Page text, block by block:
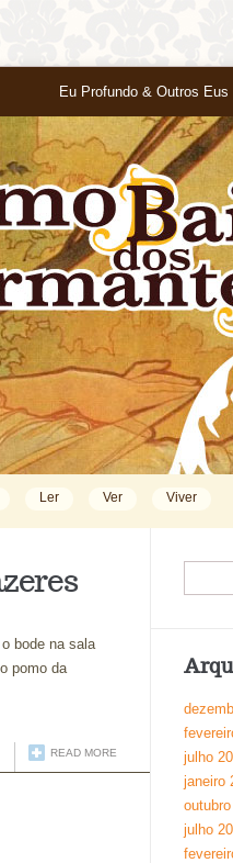
Eu Profundo & Outros Eus
Ler Ver Viver
bode na sala
pomo da
READ MORE
julho
janeiro
julho